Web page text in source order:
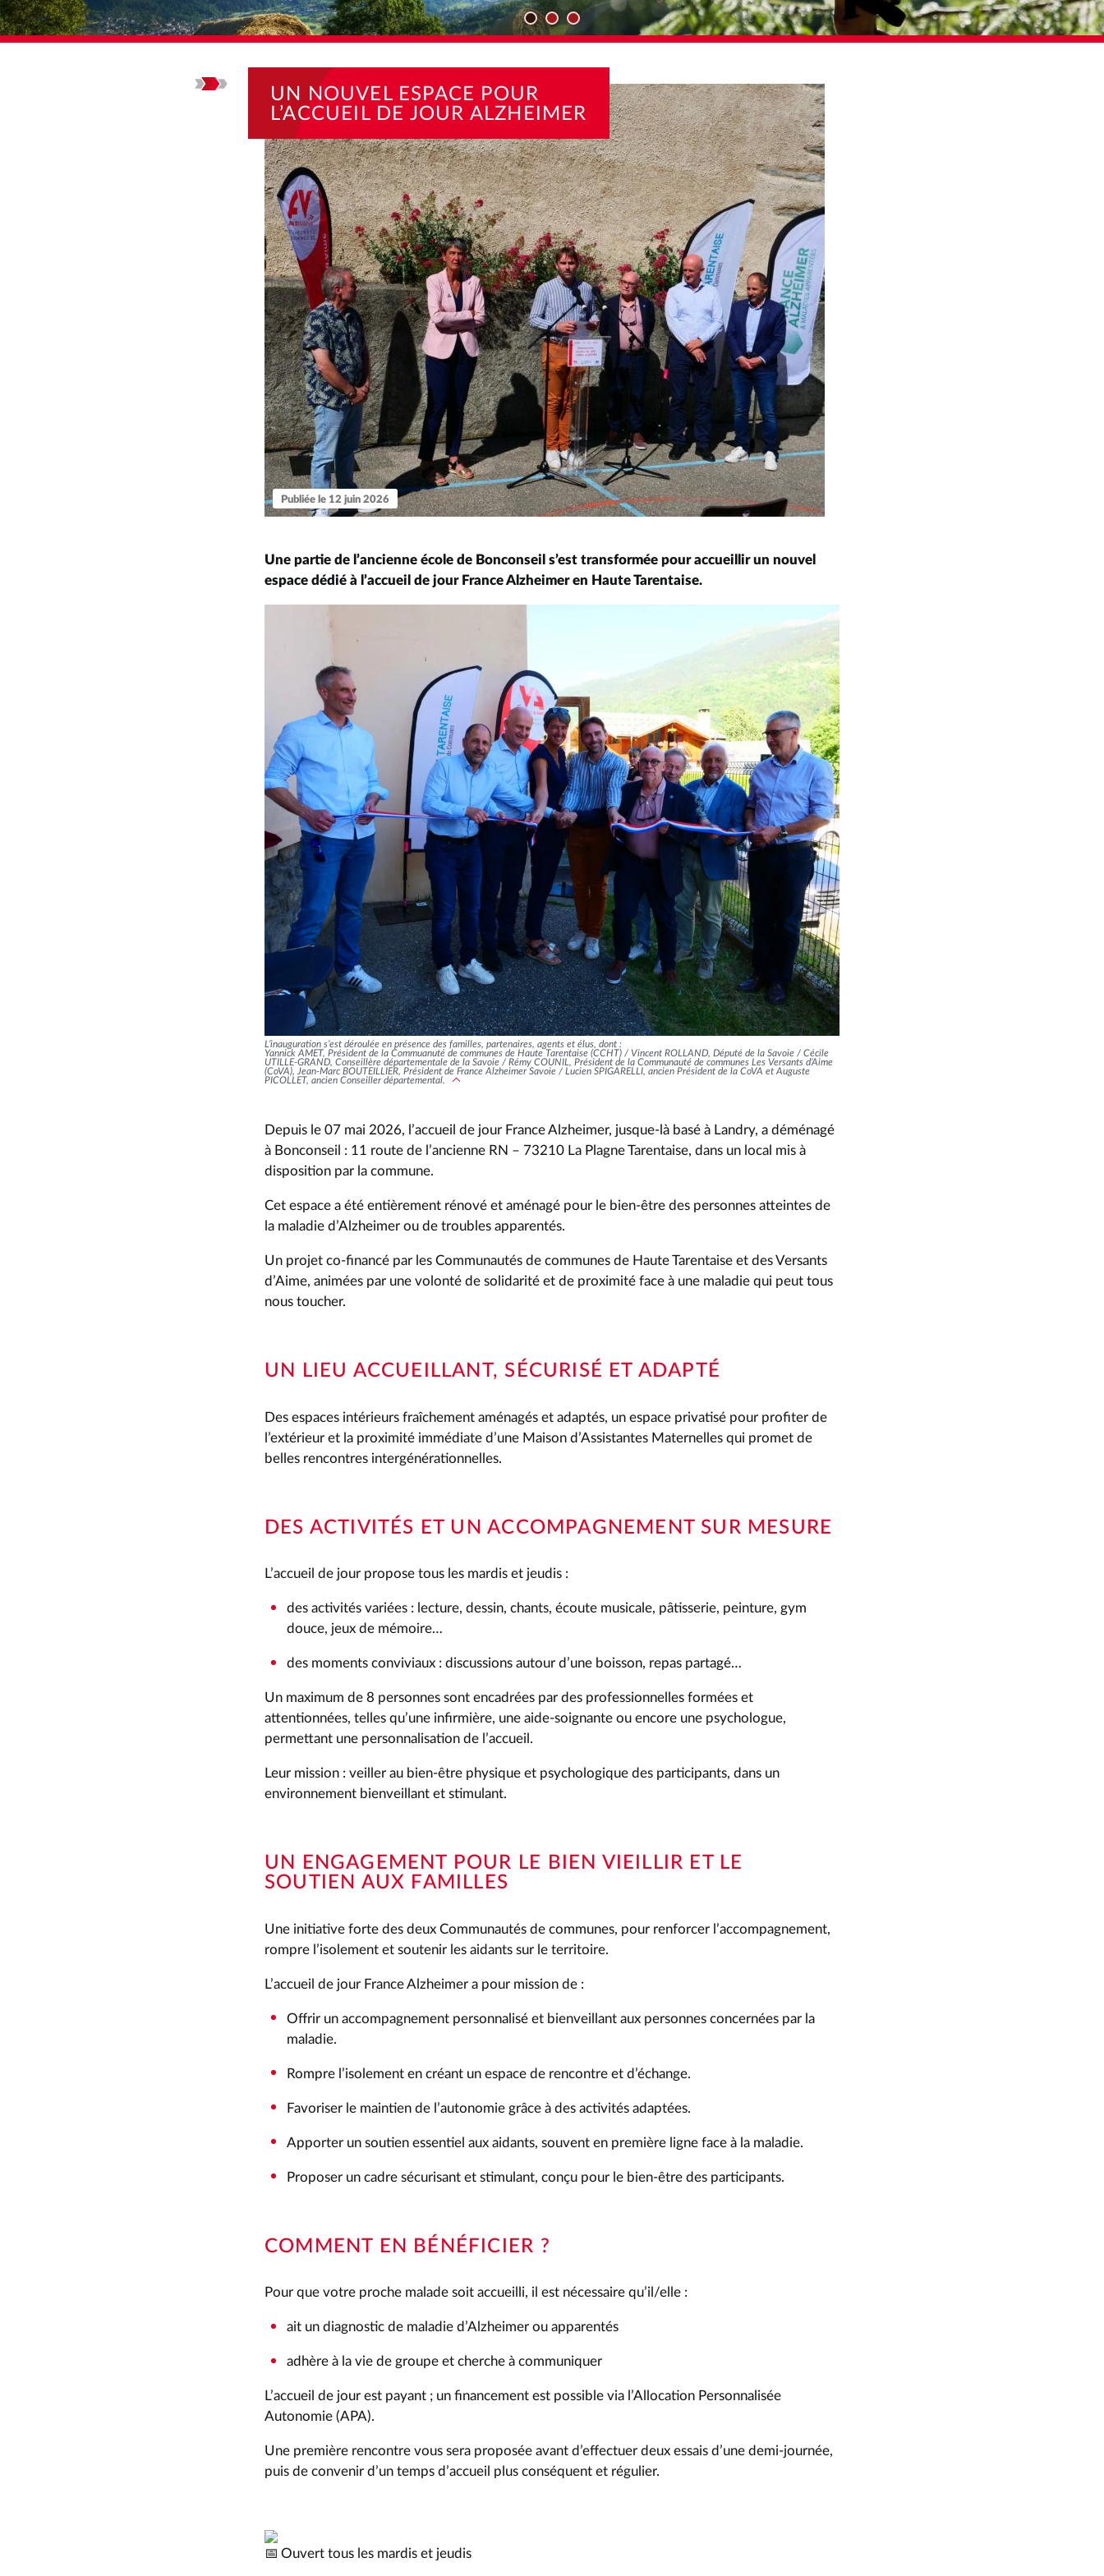
UN NOUVEL ESPACE POUR
L’ACCUEIL DE JOUR ALZHEIMER
Publiée le 12 juin 2026
Une partie de l’ancienne école de Bonconseil s’est transformée pour accueillir un nouvel
espace dédié à l’accueil de jour France Alzheimer en Haute Tarentaise.
L’inauguration s’est déroulée en présence des familles, partenaires, agents et élus, dont :
Yannick AMET, Président de la Commuanuté de communes de Haute Tarentaise (CCHT) / Vincent ROLLAND, Député de la Savoie / Cécile
UTILLE-GRAND, Conseillère départementale de la Savoie / Rémy COUNIL, Président de la Communauté de communes Les Versants d’Aime
(CoVA), Jean-Marc BOUTEILLIER, Président de France Alzheimer Savoie / Lucien SPIGARELLI, ancien Président de la CoVA et Auguste
PICOLLET, ancien Conseiller départemental.
Depuis le 07 mai 2026, l’accueil de jour France Alzheimer, jusque-là basé à Landry, a déménagé
à Bonconseil : 11 route de l’ancienne RN – 73210 La Plagne Tarentaise, dans un local mis à
disposition par la commune.
Cet espace a été entièrement rénové et aménagé pour le bien-être des personnes atteintes de
la maladie d’Alzheimer ou de troubles apparentés.
Un projet co-financé par les Communautés de communes de Haute Tarentaise et des Versants
d’Aime, animées par une volonté de solidarité et de proximité face à une maladie qui peut tous
nous toucher.
UN LIEU ACCUEILLANT, SÉCURISÉ ET ADAPTÉ
Des espaces intérieurs fraîchement aménagés et adaptés, un espace privatisé pour profiter de
l’extérieur et la proximité immédiate d’une Maison d’Assistantes Maternelles qui promet de
belles rencontres intergénérationnelles.
DES ACTIVITÉS ET UN ACCOMPAGNEMENT SUR MESURE
L’accueil de jour propose tous les mardis et jeudis :
des activités variées : lecture, dessin, chants, écoute musicale, pâtisserie, peinture, gym
douce, jeux de mémoire…
des moments conviviaux : discussions autour d’une boisson, repas partagé…
Un maximum de 8 personnes sont encadrées par des professionnelles formées et
attentionnées, telles qu’une infirmière, une aide-soignante ou encore une psychologue,
permettant une personnalisation de l’accueil.
Leur mission : veiller au bien-être physique et psychologique des participants, dans un
environnement bienveillant et stimulant.
UN ENGAGEMENT POUR LE BIEN VIEILLIR ET LE
SOUTIEN AUX FAMILLES
Une initiative forte des deux Communautés de communes, pour renforcer l’accompagnement,
rompre l’isolement et soutenir les aidants sur le territoire.
L’accueil de jour France Alzheimer a pour mission de :
Offrir un accompagnement personnalisé et bienveillant aux personnes concernées par la
maladie.
Rompre l’isolement en créant un espace de rencontre et d’échange.
Favoriser le maintien de l’autonomie grâce à des activités adaptées.
Apporter un soutien essentiel aux aidants, souvent en première ligne face à la maladie.
Proposer un cadre sécurisant et stimulant, conçu pour le bien-être des participants.
COMMENT EN BÉNÉFICIER ?
Pour que votre proche malade soit accueilli, il est nécessaire qu’il/elle :
ait un diagnostic de maladie d’Alzheimer ou apparentés
adhère à la vie de groupe et cherche à communiquer
L’accueil de jour est payant ; un financement est possible via l’Allocation Personnalisée
Autonomie (APA).
Une première rencontre vous sera proposée avant d’effectuer deux essais d’une demi-journée,
puis de convenir d’un temps d’accueil plus conséquent et régulier.
Ouvert tous les mardis et jeudis